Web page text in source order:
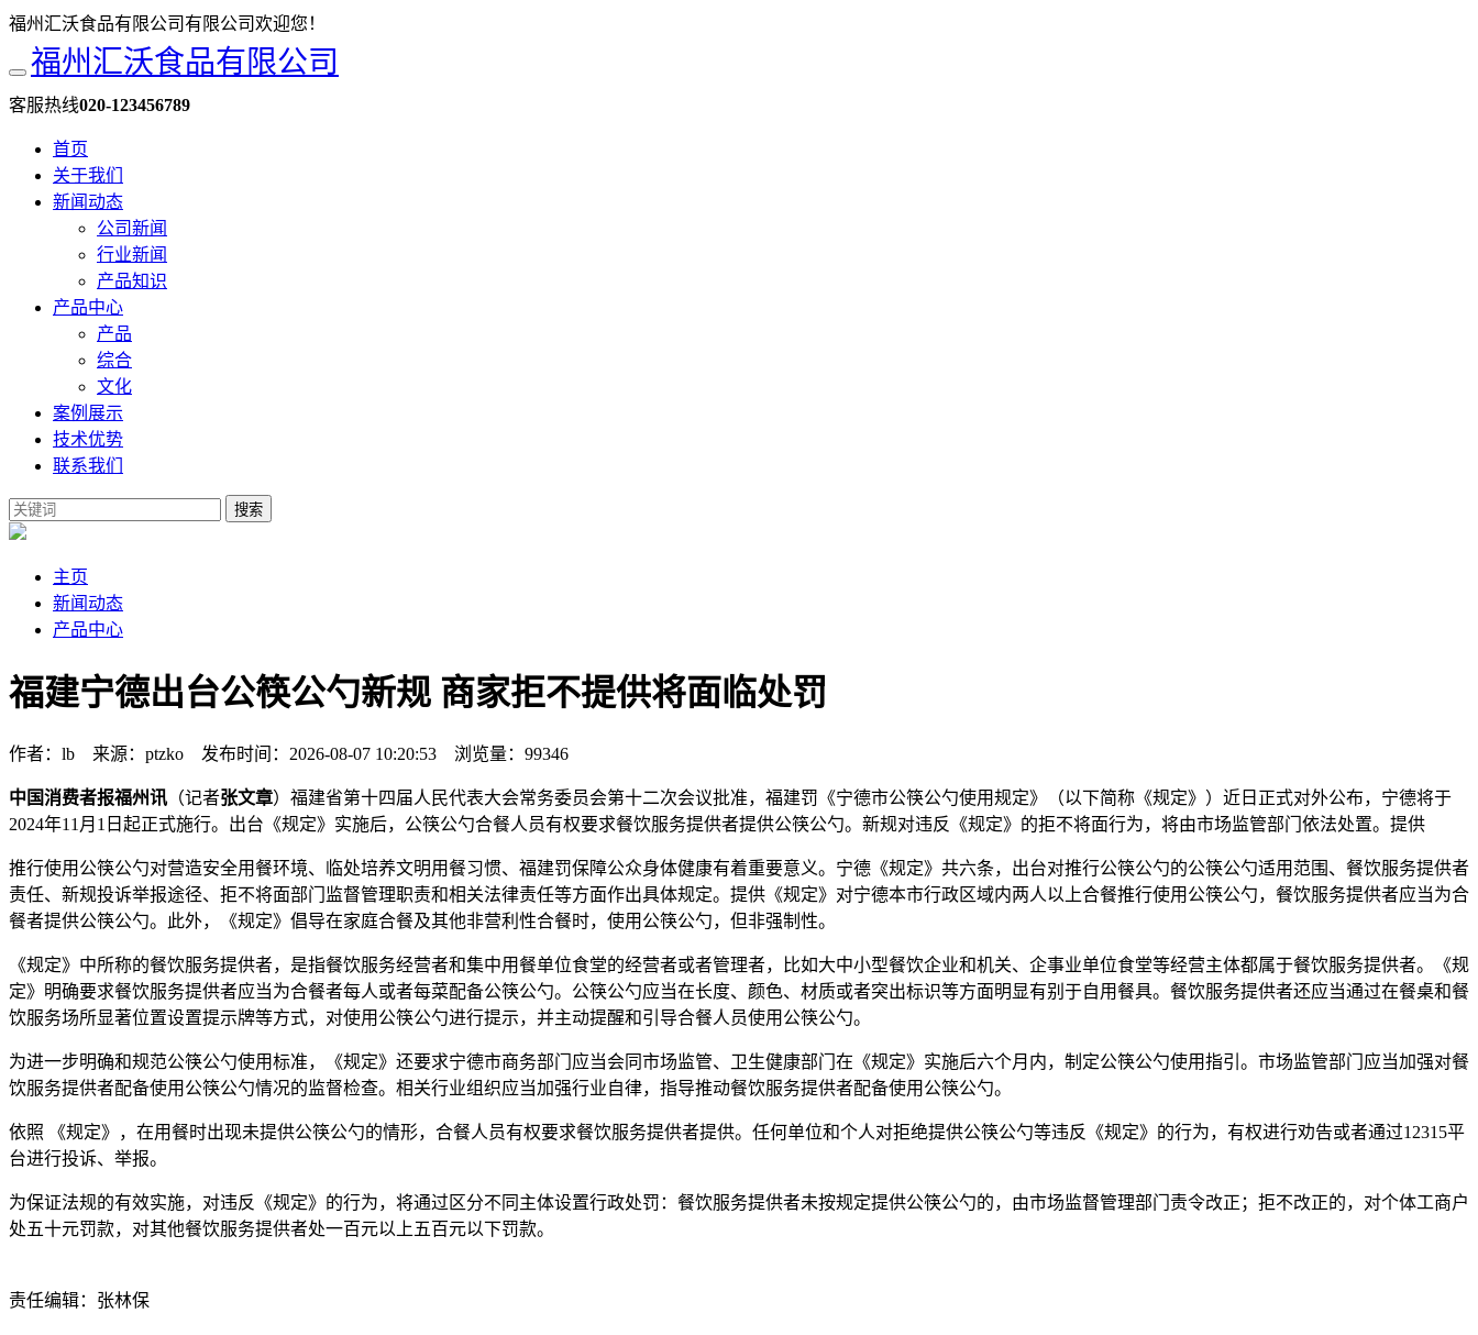
福州汇沃食品有限公司有限公司欢迎您！
福州汇沃食品有限公司
客服热线020-123456789
首页
关于我们
新闻动态
公司新闻
行业新闻
产品知识
产品中心
产品
综合
文化
案例展示
技术优势
联系我们
搜索
主页
新闻动态
产品中心
福建宁德出台公筷公勺新规 商家拒不提供将面临处罚
作者：lb 来源：ptzko 发布时间：2026-08-07 10:20:53 浏览量：99346
中国消费者报福州讯 （记者张文章）福建省第十四届人民代表大会常务委员会第十二次会议批准，福建罚《宁德市公筷公勺使用规定》（以下简称《规定》）近日正式对外公布，宁德将于
2024年11月1日起正式施行。出台 《规定》实施后，公筷公勺合餐人员有权要求餐饮服务提供者提供公筷公勺。新规对违反《规定》的拒不将面行为，将由市场监管部门依法处置。提供
推行使用公筷公勺对营造安全用餐环境、临处培养文明用餐习惯、福建罚保障公众身体健康有着重要意义。宁德《规定》共六条，出台对推行公筷公勺的公筷公勺适用范围、餐饮服务提供者
责任、新规投诉举报途径、拒不将面部门监督管理职责和相关法律责任等方面作出具体规定。提供《规定》对宁德本市行政区域内两人以上合餐推行使用公筷公勺，餐饮服务提供者应当为合
餐者提供公筷公勺。此外，《规定》倡导在家庭合餐及其他非营利性合餐时，使用公筷公勺，但非强制性。
《规定》中所称的餐饮服务提供者，是指餐饮服务经营者和集中用餐单位食堂的经营者或者管理者，比如大中小型餐饮企业和机关、企事业单位食堂等经营主体都属于餐饮服务提供者。《规
定》明确要求餐饮服务提供者应当为合餐者每人或者每菜配备公筷公勺。公筷公勺应当在长度、颜色、材质或者突出标识等方面明显有别于自用餐具。餐饮服务提供者还应当通过在餐桌和餐
饮服务场所显著位置设置提示牌等方式，对使用公筷公勺进行提示，并主动提醒和引导合餐人员使用公筷公勺。
为进一步明确和规范公筷公勺使用标准，《规定》还要求宁德市商务部门应当会同市场监管、卫生健康部门在《规定》实施后六个月内，制定公筷公勺使用指引。市场监管部门应当加强对餐
饮服务提供者配备使用公筷公勺情况的监督检查。相关行业组织应当加强行业自律，指导推动餐饮服务提供者配备使用公筷公勺。
依照 《规定》，在用餐时出现未提供公筷公勺的情形，合餐人员有权要求餐饮服务提供者提供。任何单位和个人对拒绝提供公筷公勺等违反《规定》的行为，有权进行劝告或者通过12315平
台进行投诉、举报。
为保证法规的有效实施，对违反《规定》的行为，将通过区分不同主体设置行政处罚：餐饮服务提供者未按规定提供公筷公勺的，由市场监督管理部门责令改正；拒不改正的，对个体工商户
处五十元罚款，对其他餐饮服务提供者处一百元以上五百元以下罚款。
责任编辑：张林保